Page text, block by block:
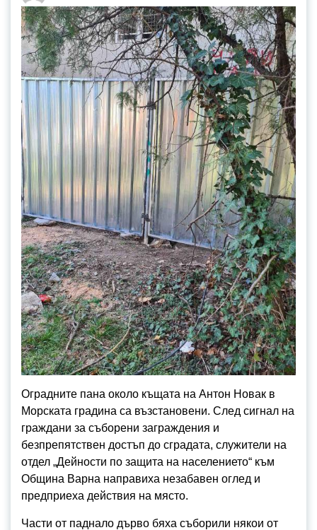
Оградните пана около къщата на Антон Новак в
Морската градина са възстановени. След сигнал на
граждани за съборени заграждения и
безпрепятствен достъп до сградата, служители на
отдел „Дейности по защита на населението“ към
Община Варна направиха незабавен оглед и
предприеха действия на място.
Части от паднало дърво бяха съборили някои от